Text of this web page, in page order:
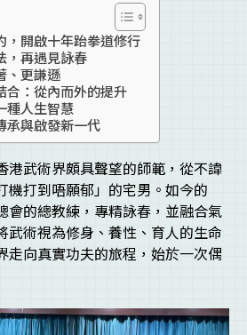
，開啟十年跆拳道修行
，再遇見詠春
、更謙遜
合：從內而外的提升
種人生智慧
承與啟發新一代
港武術界頗具聲望的師範，從不諱
機打到唔願郁」的宅男。如今的
會的總教練，專精詠春，並融合氣
武術視為修身、養性、育人的生命
走向真實功夫的旅程，始於一次偶